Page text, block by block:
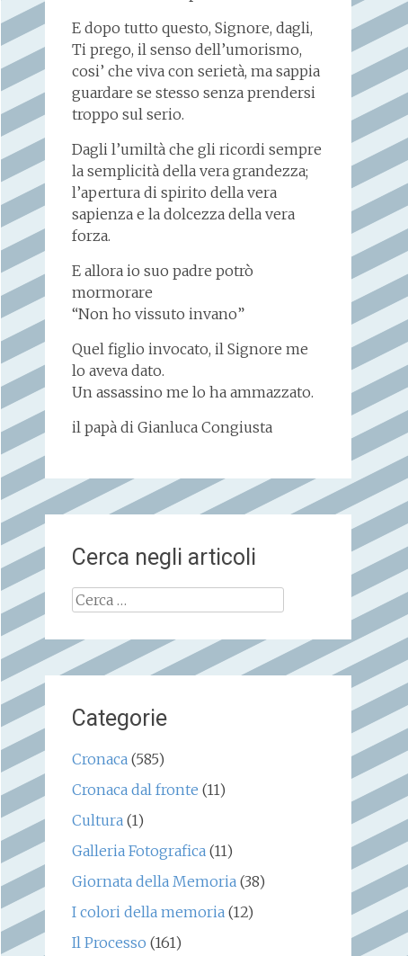
E dopo tutto questo, Signore, dagli,
Ti prego, il senso dell’umorismo,
cosi’ che viva con serietà, ma sappia
guardare se stesso senza prendersi
troppo sul serio.
Dagli l’umiltà che gli ricordi sempre
la semplicità della vera grandezza;
l’apertura di spirito della vera
sapienza e la dolcezza della vera
forza.
E allora io suo padre potrò
mormorare
“Non ho vissuto invano”
Quel figlio invocato, il Signore me
lo aveva dato.
Un assassino me lo ha ammazzato.
il papà di Gianluca Congiusta
Cerca negli articoli
Ricerca
Categorie
Cronaca(585)
Cronaca dal fronte (11)
Cultura(1)
Galleria Fotografica(11)
Giornata della Memoria(38)
I colori della memoria(12)
Il Processo (161)